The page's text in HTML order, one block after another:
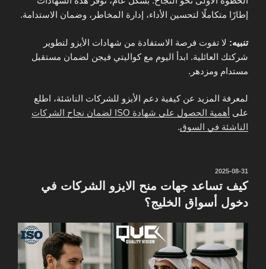
إطارًا متكاملًا لتحسين الأداء، إدارة المخاطر، وضمان الاستدامة.
تنبيه: لا تفوت فرصة الاستفادة من شهادات الأيزو لتطوير
شركتك العائلية. ابدأ اليوم مع كواليتي فيجن لضمان مستقبل
مستدام ومزدهر.
لمعرفة المزيد عن كيفية دعم الأيزو للشركات الناشئة، اطلع
على
أهمية الحصول على شهادة ISO لضمان نجاح الشركات
الناشئة في السوق.
نُشر
في
2025-08-31
كيف تساعد جهات منح الايزو الشركات في
دخول أسواق الخليج؟